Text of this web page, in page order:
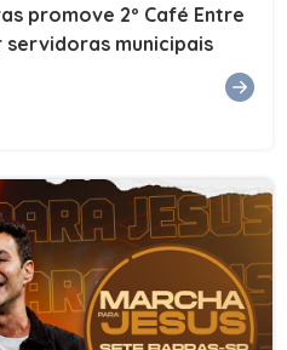
promove 2º Café Entre
municipais